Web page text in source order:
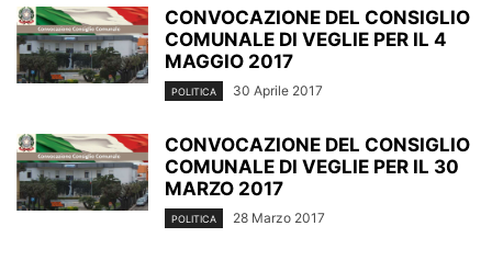
CONVOCAZIONE DEL CONSIGLIO
COMUNALE DI VEGLIE PER IL 4
MAGGIO 2017
POLITICA 30 Aprile 2017
CONVOCAZIONE DEL CONSIGLIO
COMUNALE DI VEGLIE PER IL 30
MARZO 2017
POLITICA 28 Marzo 2017